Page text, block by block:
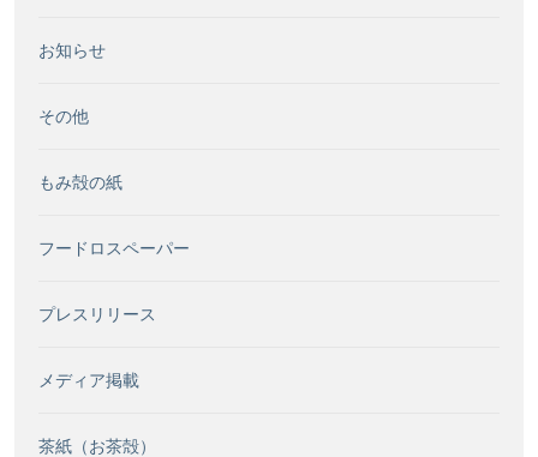
お知らせ
その他
もみ殻の紙
フードロスペーパー
プレスリリース
メディア掲載
茶紙（お茶殻）